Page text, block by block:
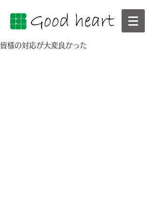
皆様の対応が大変良かった